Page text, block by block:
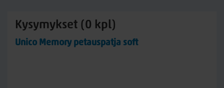
Kysymykset (0 kpl)
Unico Memory petauspatja soft